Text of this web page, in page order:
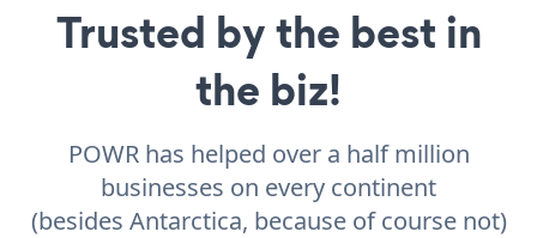
Trusted by the best in
the biz!
POWR has helped over a half million
businesses on every continent
(besides Antarctica, because of course not)